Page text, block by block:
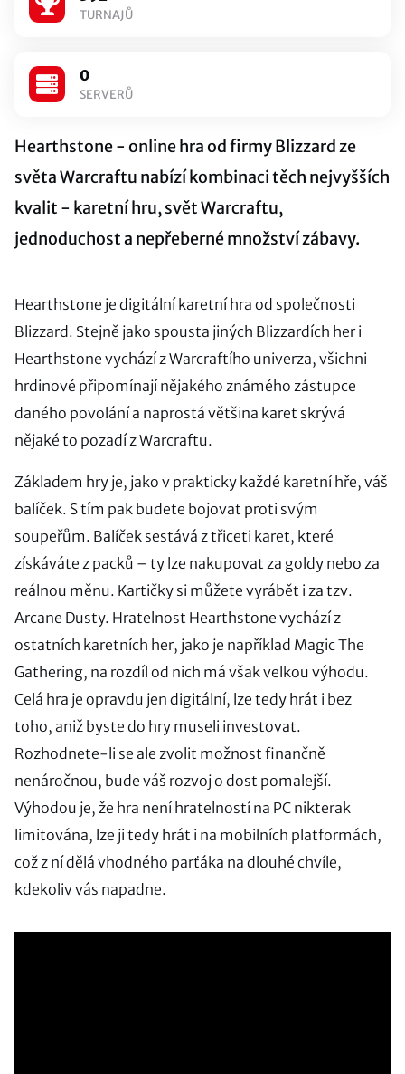
TURNAJŮ
0
SERVERŮ
Hearthstone - online hra od firmy Blizzard ze
světa Warcraftu nabízí kombinaci těch nejvyšších
kvalit - karetní hru, svět Warcraftu,
jednoduchost a nepřeberné množství zábavy.
Hearthstone je digitální karetní hra od společnosti
Blizzard. Stejně jako spousta jiných Blizzardích her i
Hearthstone vychází z Warcraftího univerza, všichni
hrdinové připomínají nějakého známého zástupce
daného povolání a naprostá většina karet skrývá
nějaké to pozadí z Warcraftu.
Základem hry je, jako v prakticky každé karetní hře, váš
balíček. S tím pak budete bojovat proti svým
soupeřům. Balíček sestává z třiceti karet, které
získáváte z packů – ty lze nakupovat za goldy nebo za
reálnou měnu. Kartičky si můžete vyrábět i za tzv.
Arcane Dusty. Hratelnost Hearthstone vychází z
ostatních karetních her, jako je například Magic The
Gathering, na rozdíl od nich má však velkou výhodu.
Celá hra je opravdu jen digitální, lze tedy hrát i bez
toho, aniž byste do hry museli investovat.
Rozhodnete-li se ale zvolit možnost finančně
nenáročnou, bude váš rozvoj o dost pomalejší.
Výhodou je, že hra není hratelností na PC nikterak
limitována, lze ji tedy hrát i na mobilních platformách,
což z ní dělá vhodného parťáka na dlouhé chvíle,
kdekoliv vás napadne.